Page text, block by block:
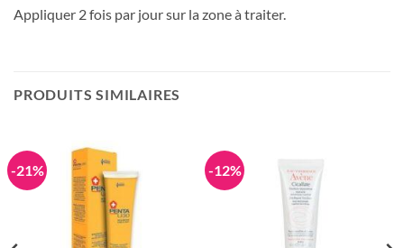
Appliquer 2 fois par jour sur la zone à traiter.
PRODUITS SIMILAIRES
-21% -12%